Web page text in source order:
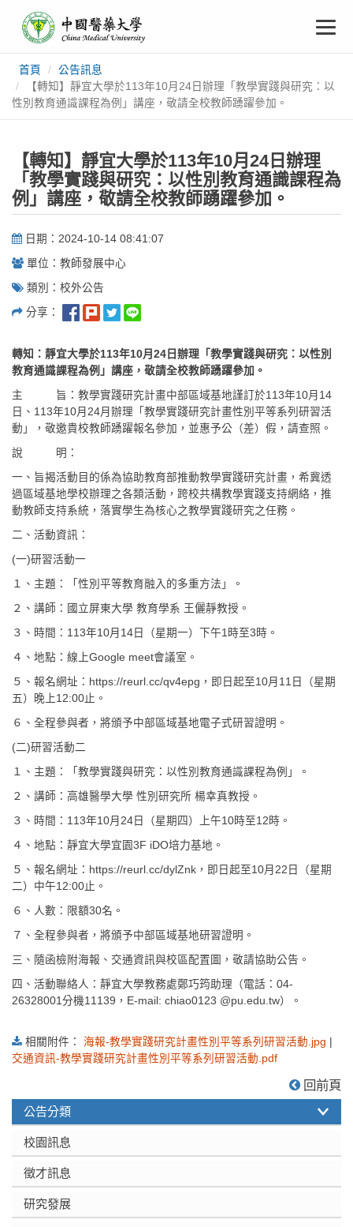
要
中
國
醫
藥
大
學
首頁
公告訊息
【轉知】靜宜大學於113年10月24日辦理「教學實踐與研究：以
性別教育通識課程為例」講座，敬請全校教師踴躍參加。
【轉知】靜宜大學於113年10月24日辦理
「教學實踐與研究：以性別教育通識課程為
例」講座，敬請全校教師踴躍參加。
日期：2024-10-14 08:41:07
單位：教師發展中心
類別：校外公告
分享：
轉知：靜宜大學於113年10月24日辦理「教學實踐與研究：以性別
教育通識課程為例」講座，敬請全校教師踴躍參加。
主 旨：教學實踐研究計畫中部區域基地謹訂於113年10月14
日、113年10月24月辦理「教學實踐研究計畫性別平等系列研習活
動」，敬邀貴校教師踴躍報名參加，並惠予公（差）假，請查照。
說 明：
一、旨揭活動目的係為協助教育部推動教學實踐研究計畫，希冀透
過區域基地學校辦理之各類活動，跨校共構教學實踐支持網絡，推
動教師支持系統，落實學生為核心之教學實踐研究之任務。
二、活動資訊：
(一)研習活動一
１、主題：「性別平等教育融入的多重方法」。
２、講師：國立屏東大學 教育學系 王儷靜教授。
３、時間：113年10月14日（星期一）下午1時至3時。
４、地點：線上Google meet會議室。
５、報名網址：https://reurl.cc/qv4epg，即日起至10月11日（星期
五）晚上12:00止。
６、全程參與者，將頒予中部區域基地電子式研習證明。
(二)研習活動二
１、主題：「教學實踐與研究：以性別教育通識課程為例」。
２、講師：高雄醫學大學 性別研究所 楊幸真教授。
３、時間：113年10月24日（星期四）上午10時至12時。
４、地點：靜宜大學宜園3F iDO培力基地。
５、報名網址：https://reurl.cc/dylZnk，即日起至10月22日（星期
二）中午12:00止。
６、人數：限額30名。
７、全程參與者，將頒予中部區域基地研習證明。
三、隨函檢附海報、交通資訊與校區配置圖，敬請協助公告。
四、活動聯絡人：靜宜大學教務處鄭巧筠助理（電話：04-
26328001分機11139，E-mail: chiao0123 @pu.edu.tw）。
相關附件： 海報-教學實踐研究計畫性別平等系列研習活動.jpg
交通資訊-教學實踐研究計畫性別平等系列研習活動.pdf
回前頁
公告分類
校園訊息
徵才訊息
研究發展